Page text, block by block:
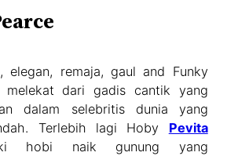
elegan, remaja, gaul and Funky
dari gadis cantik yang
dalam selebritis dunia yang
Terlebih lagi Hoby Pevita
hobi naik gunung yang